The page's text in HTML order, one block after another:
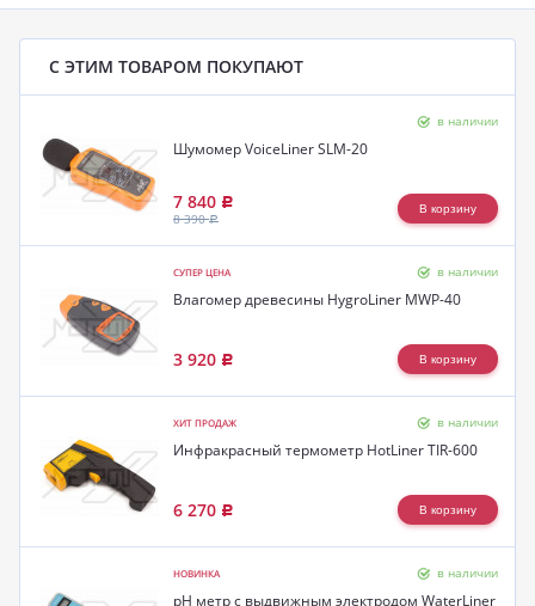
С ЭТИМ ТОВАРОМ ПОКУПАЮТ
в наличии
Шумомер VoiceLiner SLM-20
7 840 Р
8 390Р
СУПЕР ЦЕНА в наличии
Влагомер древесины HygroLiner MWP-40
3 920 Р
ХИТ ПРОДАЖ в наличии
Инфракрасный термометр HotLiner TIR-600
6 270 Р
НОВИНКА в наличии
pH метр с выдвижным электродом WaterLiner